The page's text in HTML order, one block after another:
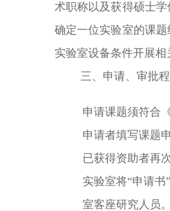
术职称以及获得硕士
确定一位实验室的课
实验室设备条件开展相
三、申请、审批
申请课题须符合
申请者填写课题
已获得资助者再
实验室将“申请
室客座研究人员